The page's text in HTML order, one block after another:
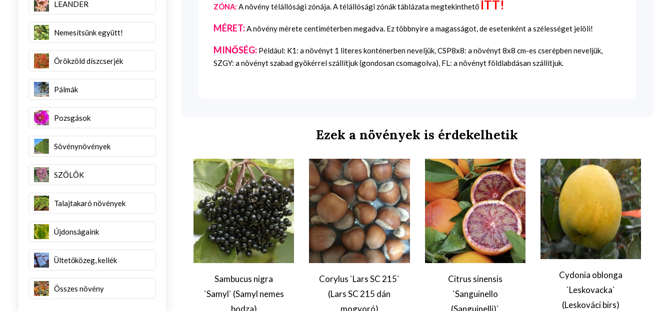
LEANDER
Nemesítsünk együtt!
Örökzöld díszcserjék
Pálmák
Pozsgások
Sövénynövények
SZŐLŐK
Talajtakaró növények
Újdonságaink
Ültetőközeg, kellék
Összes növény
ZÓNA:A növény télállósági zónája. A télállósági zónák táblázata megtekinthető ITT!
MÉRET:A növény mérete centiméterben megadva. Ez többnyire a magasságot, de esetenként a szélességet jelöli!
MINŐSÉG: Például: K1: a növényt 1 literes konténerben neveljük, CSP8x8: a növényt 8x8 cm-es cserépben neveljük,
SZGY: a növényt szabad gyökérrel szállítjuk (gondosan csomagolva), FL: a növényt földlabdásan szállítjuk.
Ezek a növények is érdekelhetik
vera
(Pisztácia
Punica granatum
Sambucus nigra
`Samyl` (Samyl nemes
bodza)
Corylus `Lars SC 215`
(Lars SC 215 dán
mogyoró)
Citrus sinensis
`Sanguinello
(Sanguinelli)`
Cydonia oblonga
`Leskovacka`
(Leskováci birs)